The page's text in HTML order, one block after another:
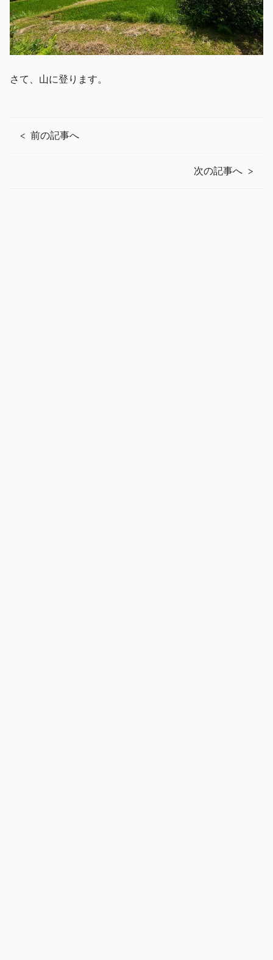
さて、山に登ります。
前の記事へ
次の記事へ